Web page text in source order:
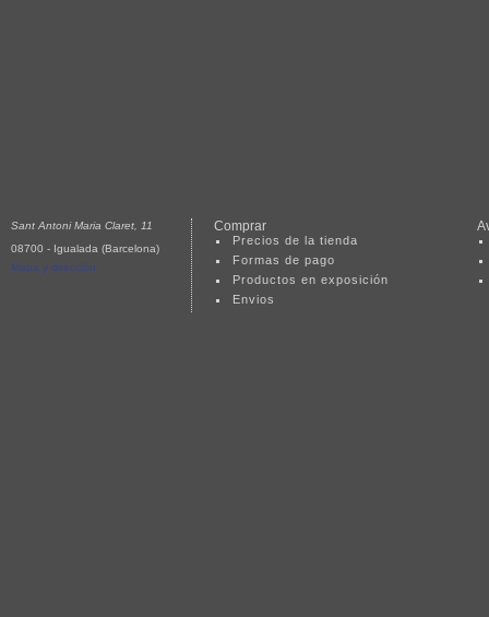
Sant Antoni Maria Claret, 11
08700 - Igualada (Barcelona)
Mapa y dirección
Comprar
Precios de la tienda
Formas de pago
Productos en exposición
Envios